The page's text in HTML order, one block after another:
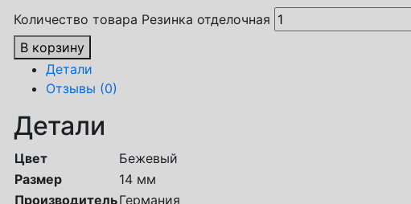
Количество товара Резинка отделочная
В корзину
Детали
Отзывы (0)
Детали
Цвет
Бежевый
Размер
14 мм
ПроизводительГермания